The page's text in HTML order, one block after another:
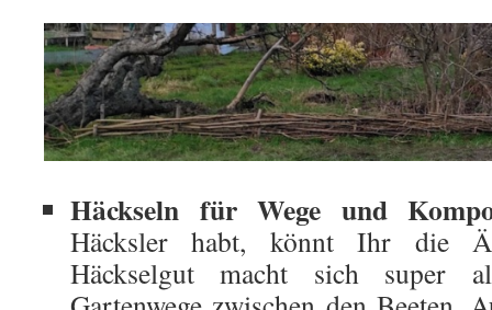
Häckseln für Wege und
Häcksler habt, könnt Ihr die
Häckselgut macht sich super